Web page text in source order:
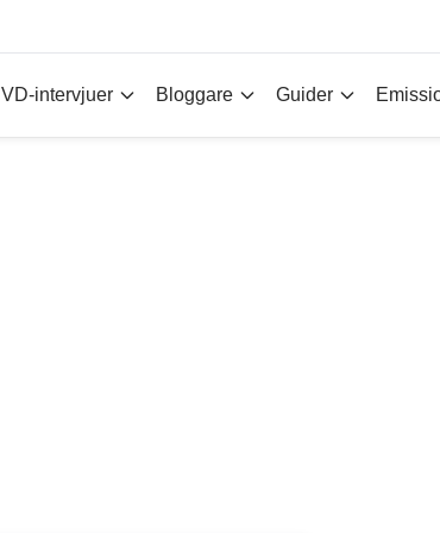
VD-intervjuer Bloggare Guider